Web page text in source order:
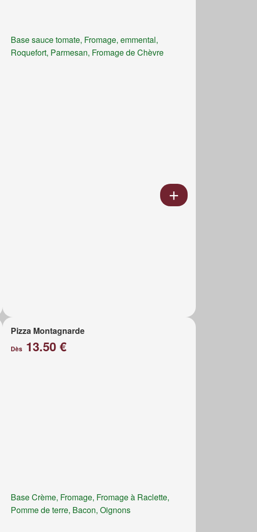
Base sauce tomate, Fromage, emmental,
Roquefort, Parmesan, Fromage de Chèvre
Pizza Montagnarde
Dès 13.50 €
Base Crème, Fromage, Fromage à Raclette,
Pomme de terre, Bacon, Oignons